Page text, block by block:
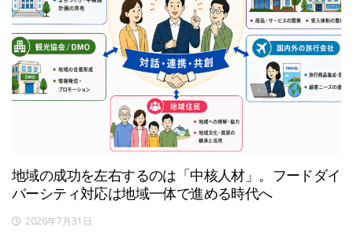
地域の成功を左右するのは「中核人材」。フードダイ
バーシティ対応は地域一体で進める時代へ
2026年7月31日